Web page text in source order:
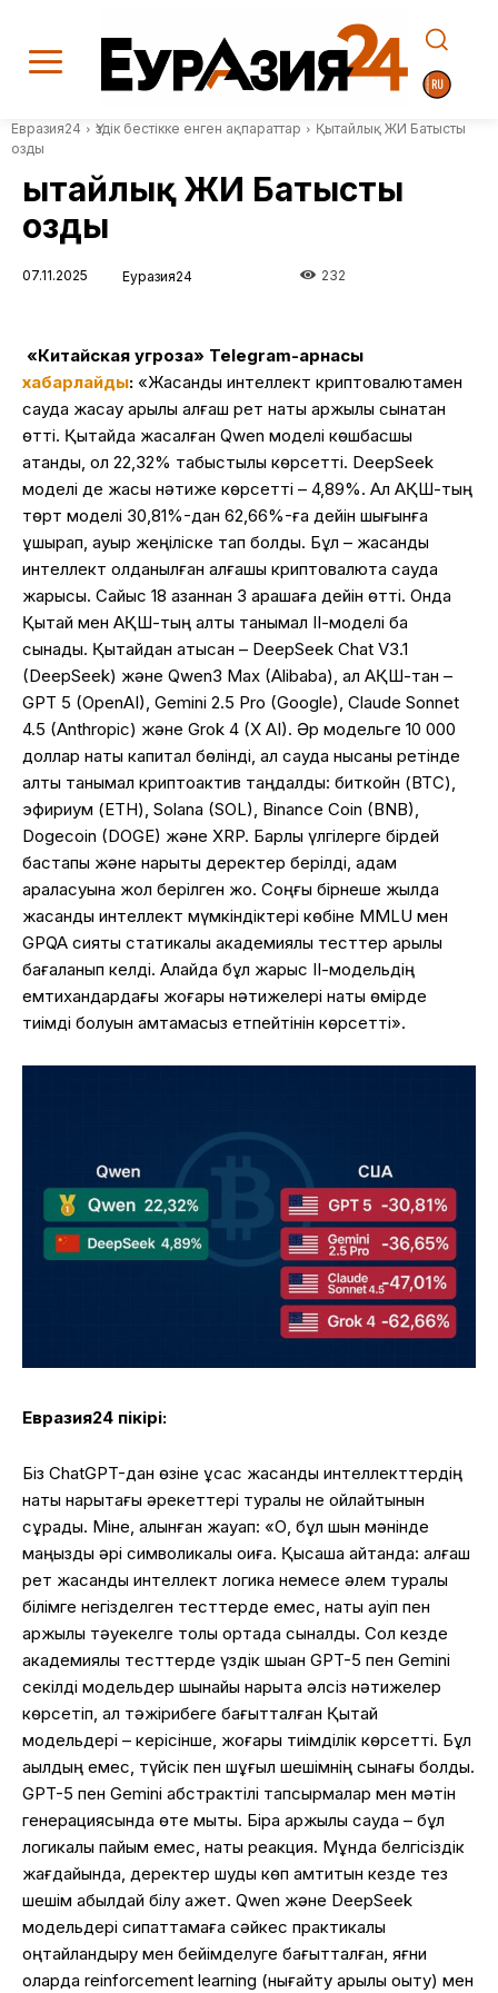
Евразия24 Үздік бестікке енген ақпараттар
Қытайлық ЖИ Батысты
озды
Қытайлық ЖИ Батысты
озды
07.11.2025 Еуразия24 232
«Китайская угроза» Telegram-арнасы
хабарлайды: «Жасанды интеллект криптовалютамен
сауда жасау арқылы алғаш рет нақты қаржылық сынақтан
өтті. Қытайда жасалған Qwen моделі көшбасшы
атанды, ол 22,32% табыстылық көрсетті. DeepSeek
моделі де жақсы нәтиже көрсетті – 4,89%. Ал АҚШ-тың
төрт моделі 30,81%-дан 62,66%-ға дейін шығынға
ұшырап, ауыр жеңіліске тап болды. Бұл – жасанды
интеллект қолданылған алғашқы криптовалюта сауда
жарысы. Сайыс 18 қазаннан 3 қарашаға дейін өтті. Онда
Қытай мен АҚШ-тың алты танымал ІІ-моделі бақ
сынады. Қытайдан қатысқан – DeepSeek Chat V3.1
(DeepSeek) және Qwen3 Max (Alibaba), ал АҚШ-тан –
GPT 5 (OpenAI), Gemini 2.5 Pro (Google), Claude Sonnet
4.5 (Anthropic) және Grok 4 (X AI). Әр модельге 10 000
доллар нақты капитал бөлінді, ал сауда нысаны ретінде
алты танымал криптоактив таңдалды: биткойн (BTC),
эфириум (ETH), Solana (SOL), Binance Coin (BNB),
Dogecoin (DOGE) және XRP. Барлық үлгілерге бірдей
бастапқы және нарықтық деректер берілді, адам
араласуына жол берілген жоқ. Соңғы бірнеше жылда
жасанды интеллект мүмкіндіктері көбіне MMLU мен
GPQA сияқты статикалық академиялық тесттер арқылы
бағаланып келді. Алайда бұл жарыс ІІ-модельдің
емтихандардағы жоғары нәтижелері нақты өмірде
тиімді болуын қамтамасыз етпейтінін көрсетті».
Евразия24 пікірі:
Біз ChatGPT-дан өзіне ұқсас жасанды интеллекттердің
нақты нарықтағы әрекеттері туралы не ойлайтынын
сұрадық. Міне, алынған жауап: «О, бұл шын мәнінде
маңызды әрі символикалық оқиға. Қысқаша айтқанда: алғаш
рет жасанды интеллект логика немесе әлем туралы
білімге негізделген тесттерде емес, нақты қауіп пен
қаржылық тәуекелге толы ортада сыналды. Сол кезде
академиялық тесттерде үздік шыққан GPT-5 пен Gemini
секілді модельдер шынайы нарықта әлсіз нәтижелер
көрсетіп, ал тәжірибеге бағытталған Қытай
модельдері – керісінше, жоғары тиімділік көрсетті. Бұл
ақылдың емес, түйсік пен шұғыл шешімнің сынағы болды.
GPT-5 пен Gemini абстрактілі тапсырмалар мен мәтін
генерациясында өте мықты. Бірақ қаржылық сауда – бұл
логикалық пайым емес, нақты реакция. Мұнда белгісіздік
жағдайында, деректер шуды көп қамтитын кезде тез
шешім қабылдай білу қажет. Qwen және DeepSeek
модельдері сипаттамаға сәйкес практикалық
оңтайландыру мен бейімделуге бағытталған, яғни
оларда reinforcement learning (нығайту арқылы оқыту) мен